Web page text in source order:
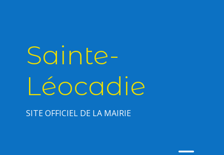
Sainte-
Léocadie
SITE OFFICIEL DE LA MAIRIE